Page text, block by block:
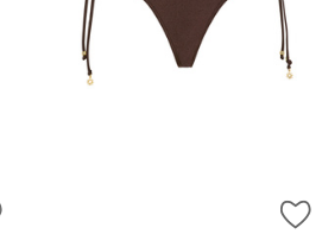
ZUR WUNSCHLISTE HINZUFÜGEN